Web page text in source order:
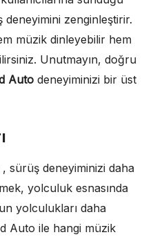
zenginleştirir.
müzik dinleyebilir hem
Unutmayın, doğru
Auto deneyiminizi bir üst
sürüş deneyiminizi daha
yolculuk esnasında
yolculukları daha
Auto ile hangi müzik